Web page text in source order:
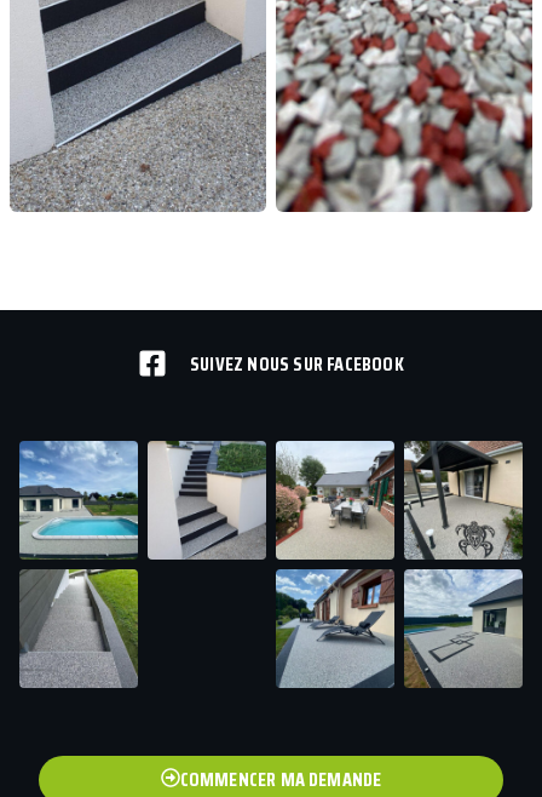
SUIVEZ NOUS SUR FACEBOOK
COMMENCER MA DEMANDE